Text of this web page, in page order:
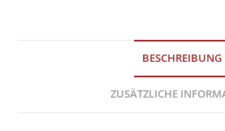
BESCHREIBUNG
ZUSÄTZLICHE